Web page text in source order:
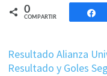
0
COMPARTIR
Resultado Alianza
Resultado y Goles